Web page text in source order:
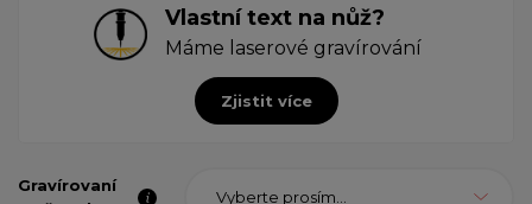
Vlastní text na nůž?
Máme laserové gravírování
Zjistit více
Gravírovaní
Vyberte prosím...